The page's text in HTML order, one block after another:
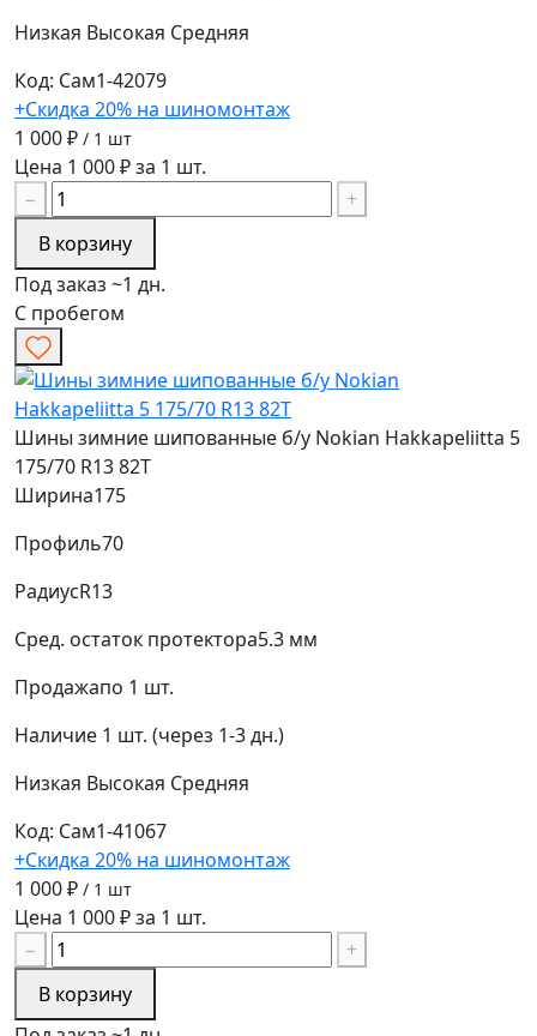
Низкая Высокая Средняя
Код: Сам1-42079
+Скидка 20% на шиномонтаж
1 000 ₽ / 1 шт
Цена 1 000 ₽ за 1 шт.
−
+
В корзину
Под заказ ~1 дн.
С пробегом
Шины зимние шипованные б/у Nokian Hakkapeliitta 5
175/70 R13 82T
Ширина175
Профиль70
РадиусR13
Сред. остаток протектора5.3 мм
Продажапо 1 шт.
Наличие 1 шт. (через 1-3 дн.)
Низкая Высокая Средняя
Код: Сам1-41067
+Скидка 20% на шиномонтаж
1 000 ₽ / 1 шт
Цена 1 000 ₽ за 1 шт.
−
+
В корзину